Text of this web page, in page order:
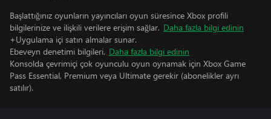
Başlattığınız oyunların yayıncıları oyun süresince Xbox profili
bilgilerinize ve ilişkili verilere erişim sağlar. Daha fazla bilgi edinin
+Uygulama içi satın almalar sunar.
Ebeveyn denetimi bilgileri. Daha fazla bilgi edinin
Konsolda çevrimiçi çok oyunculu oyun oynamak için Xbox Game
Pass Essential, Premium veya Ultimate gerekir (abonelikler ayrı
satılır).